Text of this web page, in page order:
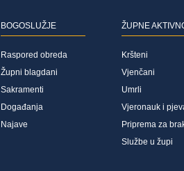
BOGOSLUŽJE
Raspored obreda
Župni blagdani
Sakramenti
Događanja
Najave
ŽUPNE
Kršteni
Vjenčani
Umrli
Vjeronauk i
Priprema za
Službe u župi